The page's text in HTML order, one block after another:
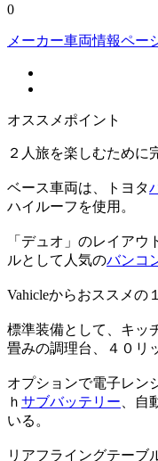
0
メーカー車両情報ペー
オススメポイント
２人旅を楽しむために
ベース車両は、トヨタ
ハイルーフを使用。
「デュオ」のレイア
ルとして人気のバンコ
Vahicleからおススメの
標準装備として、キッ
畳みの調理台、４０リ
オプションで電子レン
ｈ サブバッテリー 、
いる。
リアフライングテーブ